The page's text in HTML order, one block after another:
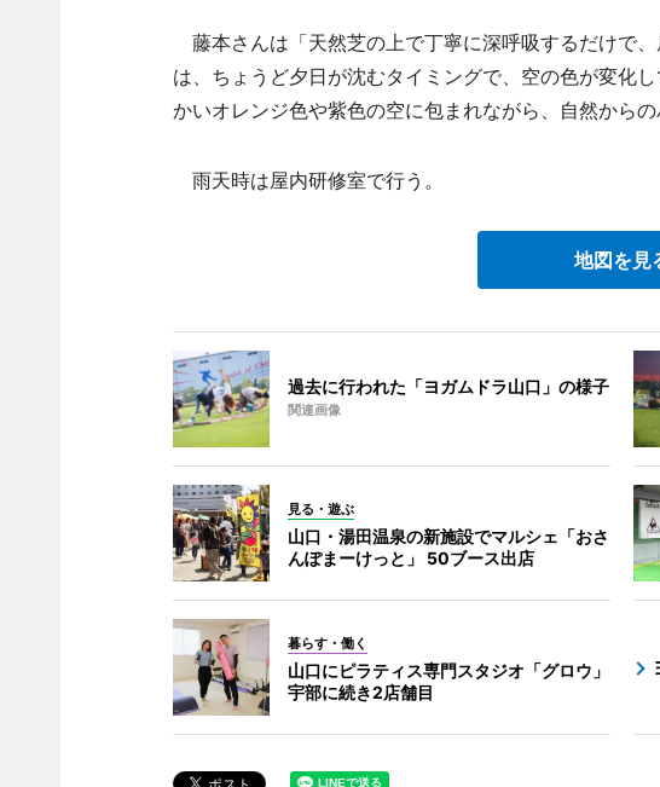
藤本さんは「天然芝の上で丁寧に深呼吸するだけで
は、ちょうど夕日が沈むタイミングで、空の色が変化
かいオレンジ色や紫色の空に包まれながら、自然から
雨天時は屋内研修室で行う。
地図を見
過去に行われた「ヨガムドラ山口」の様子
関連画像
見る・遊ぶ
山口・湯田温泉の新施設でマルシェ「おさ
んぽまーけっと」 50ブース出店
暮らす・働く
山口にピラティス専門スタジオ「グロウ」
宇部に続き2店舗目